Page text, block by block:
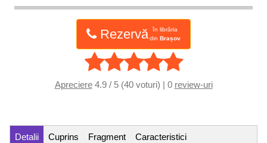
Rezervă
în librăria
din Brașov
Apreciere4.9 / 5 (40 voturi) | 0 review-uri
Detalii Cuprins Fragment Caracteristici